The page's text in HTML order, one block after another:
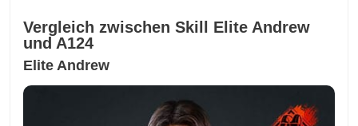
Vergleich zwischen Skill Elite Andrew
und A124
Elite Andrew